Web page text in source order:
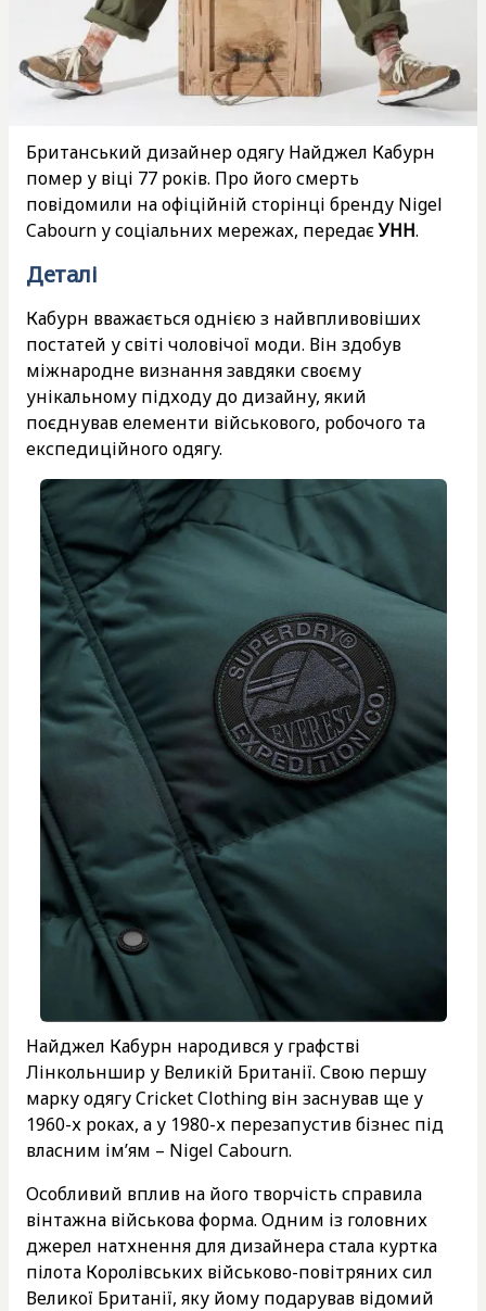
Британський дизайнер одягу Найджел Кабурн
помер у віці 77 років. Про його смерть
повідомили на офіційній сторінці бренду Nigel
Cabourn у соціальних мережах, передаєУНН.
Деталі
Кабурн вважається однією з найвпливовіших
постатей у світі чоловічої моди. Він здобув
міжнародне визнання завдяки своєму
унікальному підходу до дизайну, який
поєднував елементи військового, робочого та
експедиційного одягу.
Найджел Кабурн народився у графстві
Лінкольншир у Великій Британії. Свою першу
марку одягу Cricket Clothing він заснував ще у
1960-х роках, а у 1980-х перезапустив бізнес під
власним ім’ям – Nigel Cabourn.
Особливий вплив на його творчість справила
вінтажна військова форма. Одним із головних
джерел натхнення для дизайнера стала куртка
пілота Королівських військово-повітряних сил
Великої Британії, яку йому подарував відомий